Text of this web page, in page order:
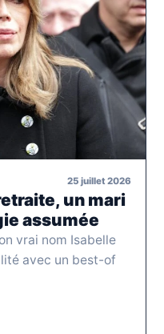
25 juillet 2026
un mari
assumée
vrai nom Isabelle
avec un best-of